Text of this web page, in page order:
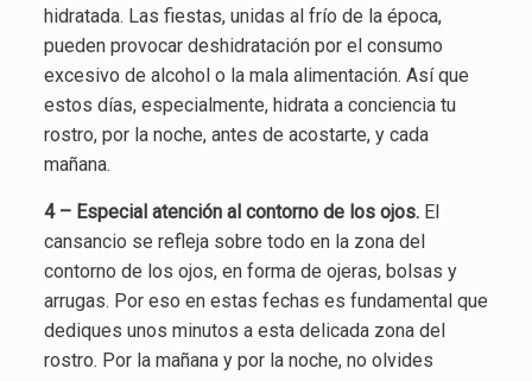
hidratada. Las fiestas, unidas al frío de la época,
pueden provocar deshidratación por el consumo
excesivo de alcohol o la mala alimentación. Así que
estos días, especialmente, hidrata a conciencia tu
rostro, por la noche, antes de acostarte, y cada
mañana.
4 – Especial atención al contorno de los ojos.El
cansancio se refleja sobre todo en la zona del
contorno de los ojos, en forma de ojeras, bolsas y
arrugas. Por eso en estas fechas es fundamental que
dediques unos minutos a esta delicada zona del
rostro. Por la mañana y por la noche, no olvides